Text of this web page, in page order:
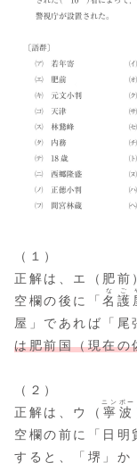
（１）
正解は、エ（肥前
空欄の後に「名護
なご
屋」であれば「尾
は肥前国（現在の
（２）
正解は、ウ（ 寧波
ニンポー
空欄の前に「日明
すると、「堺」か